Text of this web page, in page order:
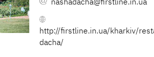
http://firstline.in.ua/kharkiv/
dacha/